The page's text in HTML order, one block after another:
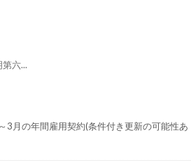
六...
3月の年間雇用契約(条件付き更新の可能性あ